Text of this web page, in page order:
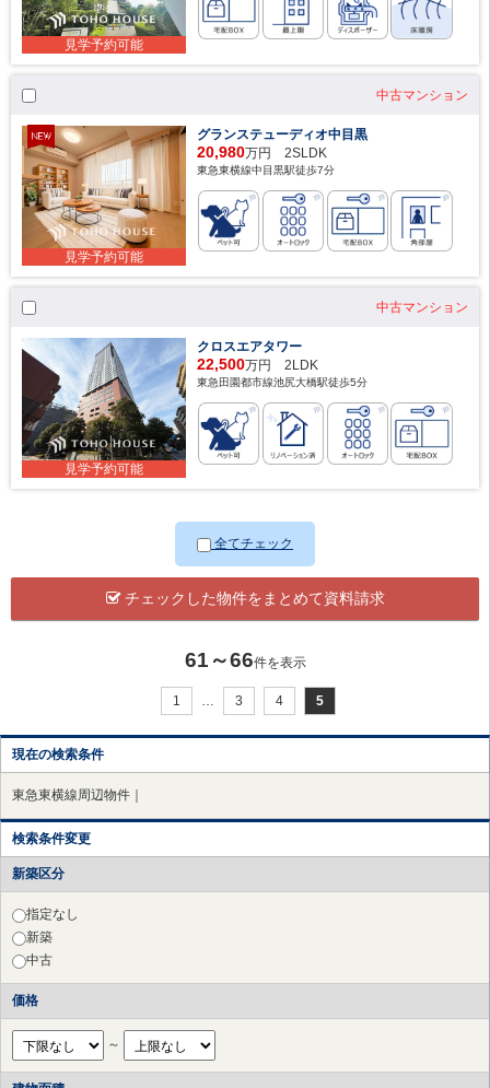
見学予約可能
中古マンション
見学予約可能
グランステューディオ中目黒
20,980万円 2SLDK
東急東横線中目黒駅徒歩7分
中古マンション
見学予約可能
クロスエアタワー
22,500万円 2LDK
東急田園都市線池尻大橋駅徒歩5分
全てチェック
チェックした物件をまとめて資料請求
61～66件を表示
1 … 3 4 5
現在の検索条件
東急東横線周辺物件｜
検索条件変更
新築区分
指定なし
新築
中古
価格
～